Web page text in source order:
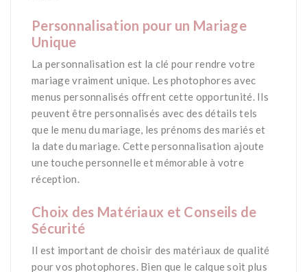
Personnalisation pour un Mariage
Unique
La personnalisation est la clé pour rendre votre
mariage vraiment unique. Les photophores avec
menus personnalisés offrent cette opportunité. Ils
peuvent être personnalisés avec des détails tels
que le menu du mariage, les prénoms des mariés et
la date du mariage. Cette personnalisation ajoute
une touche personnelle et mémorable à votre
réception.
Choix des Matériaux et Conseils de
Sécurité
Il est important de choisir des matériaux de qualité
pour vos photophores. Bien que le calque soit plus